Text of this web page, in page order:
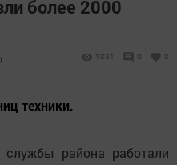
более 2000
1031 0 0
техники.
района работали